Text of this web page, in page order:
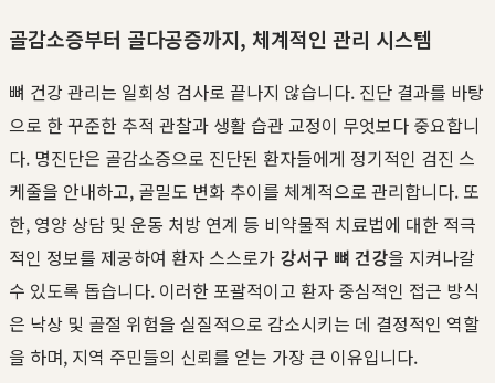
골감소증부터 골다공증까지, 체계적인 관리 시스템
뼈 건강 관리는 일회성 검사로 끝나지 않습니다. 진단 결과를 바탕
으로 한 꾸준한 추적 관찰과 생활 습관 교정이 무엇보다 중요합니
다. 명진단은 골감소증으로 진단된 환자들에게 정기적인 검진 스
케줄을 안내하고, 골밀도 변화 추이를 체계적으로 관리합니다. 또
한, 영양 상담 및 운동 처방 연계 등 비약물적 치료법에 대한 적극
적인 정보를 제공하여 환자 스스로가 강서구 뼈 건강을 지켜나갈
수 있도록 돕습니다. 이러한 포괄적이고 환자 중심적인 접근 방식
은 낙상 및 골절 위험을 실질적으로 감소시키는 데 결정적인 역할
을 하며, 지역 주민들의 신뢰를 얻는 가장 큰 이유입니다.